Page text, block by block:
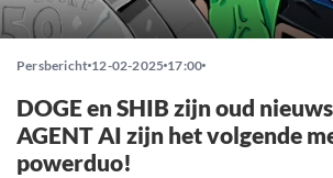
Persbericht 12-02-2025 17:00
DOGE en SHIB zijn oud
AGENT AI zijn het volgende
powerduo!